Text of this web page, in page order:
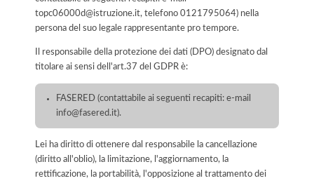
topc06000d@istruzione.it, telefono 0121795064) nella
persona del suo legale rappresentante pro tempore.
Il responsabile della protezione dei dati (DPO) designato dal
titolare ai sensi dell'art.37 del GDPR è:
FASERED (contattabile ai seguenti recapiti: e-mail
info@fasered.it).
Lei ha diritto di ottenere dal responsabile la cancellazione
(diritto all'oblio), la limitazione, l'aggiornamento, la
rettificazione, la portabilità, l'opposizione al trattamento dei